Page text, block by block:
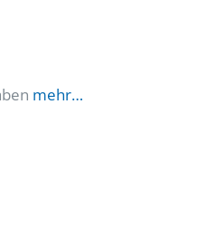
mehr…